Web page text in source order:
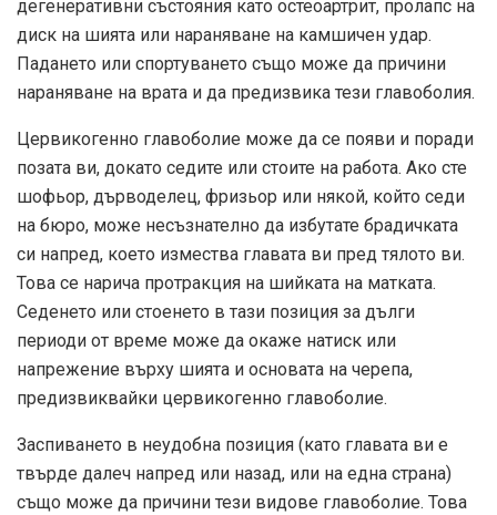
дегенеративни състояния като остеоартрит, пролапс на
диск на шията или нараняване на камшичен удар.
Падането или спортуването също може да причини
нараняване на врата и да предизвика тези главоболия.
Цервикогенно главоболие може да се появи и поради
позата ви, докато седите или стоите на работа. Ако сте
шофьор, дърводелец, фризьор или някой, който седи
на бюро, може несъзнателно да избутате брадичката
си напред, което измества главата ви пред тялото ви.
Това се нарича протракция на шийката на матката.
Седенето или стоенето в тази позиция за дълги
периоди от време може да окаже натиск или
напрежение върху шията и основата на черепа,
предизвиквайки цервикогенно главоболие.
Заспиването в неудобна позиция (като главата ви е
твърде далеч напред или назад, или на една страна)
също може да причини тези видове главоболие. Това